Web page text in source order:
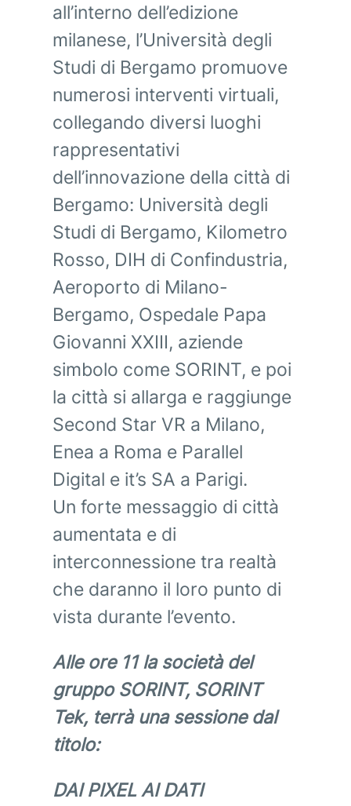
all’interno dell’edizione
milanese, l’Università degli
Studi di Bergamo promuove
numerosi interventi virtuali,
collegando diversi luoghi
rappresentativi
dell’innovazione della città di
Bergamo: Università degli
Studi di Bergamo, Kilometro
Rosso, DIH di Confindustria,
Aeroporto di Milano-
Bergamo, Ospedale Papa
Giovanni XXIII, aziende
simbolo come SORINT, e poi
la città si allarga e raggiunge
Second Star VR a Milano,
Enea a Roma e Parallel
Digital e it’s SA a Parigi.
Un forte messaggio di città
aumentata e di
interconnessione tra realtà
che daranno il loro punto di
vista durante l’evento.
Alle ore 11 la società del
gruppo SORINT, SORINT
Tek, terrà una sessione dal
titolo:
DAI PIXEL AI DATI